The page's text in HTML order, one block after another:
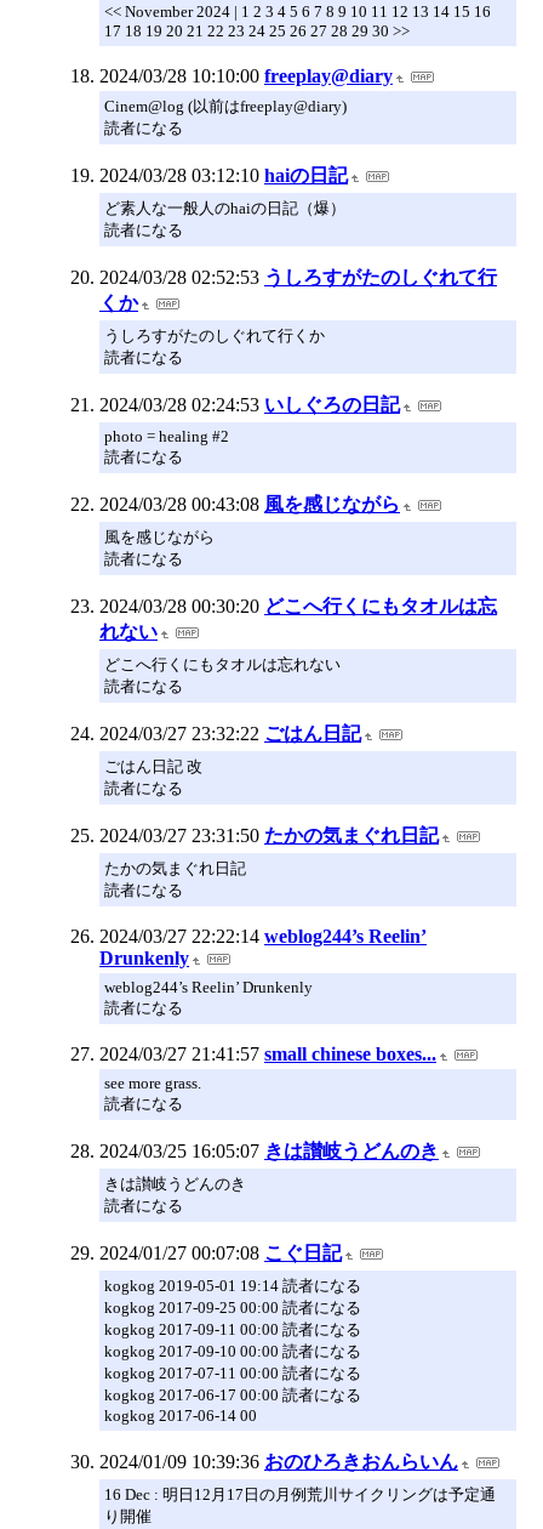
<< November 2024 | 1 2 3 4 5 6 7 8 9 10 11 12 13 14 15 16
17 18 19 20 21 22 23 24 25 26 27 28 29 30 >>
2024/03/28 10:10:00 freeplay@diary
Cinem@log (以前はfreeplay@diary)
読者になる
2024/03/28 03:12:10 haiの日記
ど素人な一般人のhaiの日記（爆）
読者になる
2024/03/28 02:52:53 うしろすがたのしぐれて行
くか
うしろすがたのしぐれて行くか
読者になる
2024/03/28 02:24:53 いしぐろの日記
photo = healing #2
読者になる
2024/03/28 00:43:08 風を感じながら
風を感じながら
読者になる
2024/03/28 00:30:20 どこへ行くにもタオルは忘
れない
どこへ行くにもタオルは忘れない
読者になる
2024/03/27 23:32:22 ごはん日記
ごはん日記 改
読者になる
2024/03/27 23:31:50 たかの気まぐれ日記
たかの気まぐれ日記
読者になる
2024/03/27 22:22:14 weblog244’s Reelin’
Drunkenly
weblog244’s Reelin’ Drunkenly
読者になる
2024/03/27 21:41:57 small chinese boxes...
see more grass.
読者になる
2024/03/25 16:05:07 きは讃岐うどんのき
きは讃岐うどんのき
読者になる
2024/01/27 00:07:08 こぐ日記
kogkog 2019-05-01 19:14 読者になる
kogkog 2017-09-25 00:00 読者になる
kogkog 2017-09-11 00:00 読者になる
kogkog 2017-09-10 00:00 読者になる
kogkog 2017-07-11 00:00 読者になる
kogkog 2017-06-17 00:00 読者になる
kogkog 2017-06-14 00
2024/01/09 10:39:36 おのひろきおんらいん
16 Dec : 明日12月17日の月例荒川サイクリングは予定通
り開催